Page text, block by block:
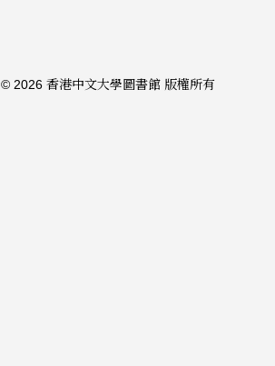
© 2026 香港中文大學圖書館 版權所有